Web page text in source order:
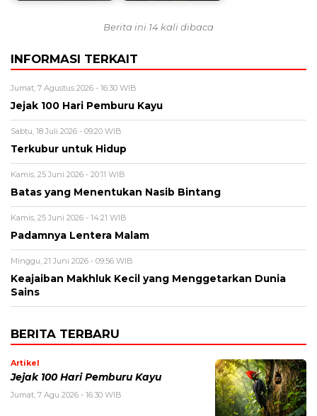
Berita ini 14 kali dibaca
INFORMASI TERKAIT
Jumat, 7 Agustus 2026 - 16:30 WIB
Jejak 100 Hari Pemburu Kayu
Sabtu, 18 Juli 2026 - 09:20 WIB
Terkubur untuk Hidup
Kamis, 25 Juni 2026 - 20:11 WIB
Batas yang Menentukan Nasib Bintang
Kamis, 25 Juni 2026 - 14:21 WIB
Padamnya Lentera Malam
Minggu, 21 Juni 2026 - 09:56 WIB
Keajaiban Makhluk Kecil yang Menggetarkan Dunia
Sains
BERITA TERBARU
Artikel
Jejak 100 Hari Pemburu Kayu
Jumat, 7 Agu 2026 - 16:30 WIB